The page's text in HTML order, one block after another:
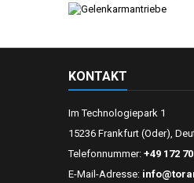
KONTAKT
Im Technologiepark 1
15236 Frankfurt (Oder),
Telefonnummer: +49 172
E-Mail-Adresse: